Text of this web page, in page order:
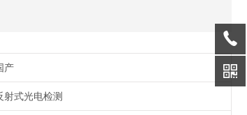
产
射式光电检测